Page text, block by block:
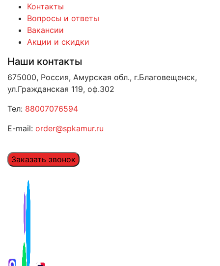
Контакты
Вопросы и ответы
Вакансии
Акции и скидки
Наши контакты
675000, Россия, Амурская обл., г.Благовещенск,
ул.Гражданская 119, оф.302
Тел: 88007076594
E-mail: order@spkamur.ru
Заказать звонок